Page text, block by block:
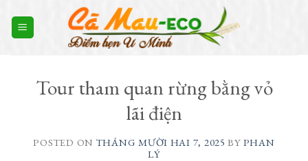
content
Tour tham quan rừng bằng vỏ
lãi điện
POSTED ON THÁNG MƯỜI HAI 7, 2025 BY PHAN
LÝ